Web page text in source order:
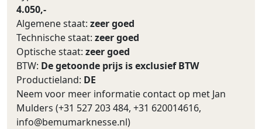
4.050,-
Algemene staat: zeer goed
Technische staat: zeer goed
Optische staat: zeer goed
BTW: De getoonde prijs is exclusief BTW
Productieland: DE
Neem voor meer informatie contact op met Jan
Mulders (+31 527 203 484, +31 620014616,
info@bemumarknesse.nl)